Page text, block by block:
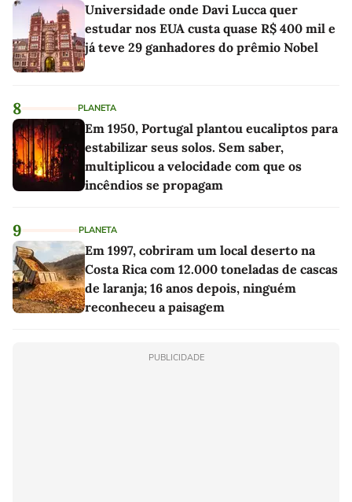
Universidade onde Davi Lucca quer
estudar nos EUA custa quase R$ 400 mil e
já teve 29 ganhadores do prêmio Nobel
8 PLANETA
Em 1950, Portugal plantou eucaliptos para
estabilizar seus solos. Sem saber,
multiplicou a velocidade com que os
incêndios se propagam
9 PLANETA
Em 1997, cobriram um local deserto na
Costa Rica com 12.000 toneladas de cascas
de laranja; 16 anos depois, ninguém
reconheceu a paisagem
PUBLICIDADE